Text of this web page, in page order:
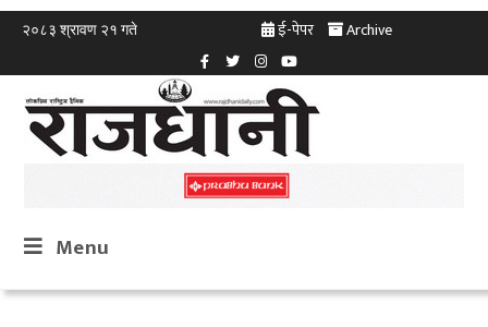
२०८३ श्रावण २१ गते ई-पेपर Archive
Menu